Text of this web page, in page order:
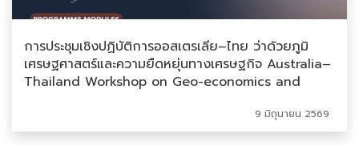
การประชุมเชิงปฏิบัติการออสเตรเลีย–ไทย ว่าด้วยภูมิ
เศรษฐศาสตร์และความยืดหยุ่นทางเศรษฐกิจ Australia–
Thailand Workshop on Geo-economics and
9 มิถุนายน 2569